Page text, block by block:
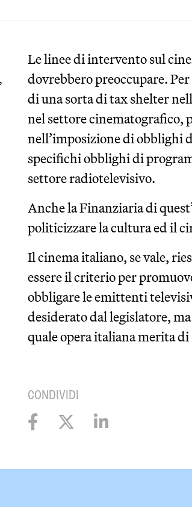
,
Le linee di intervento sul
dovrebbero preoccupare.
di una sorta di tax shelter
nel settore cinematografico,
nell’imposizione di obblighi
specifichi obblighi di
settore radiotelevisivo.
Anche la Finanziaria di
politicizzare la cultura ed il
Il cinema italiano, se vale,
essere il criterio per
obbligare le emittenti
desiderato dal legislatore,
quale opera italiana merita
CONDIVIDI